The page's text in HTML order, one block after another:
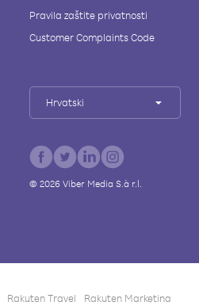
Pravila zaštite privatnosti
Customer Complaints Code
Hrvatski
© 2026Viber Media S.à r.l.
Rakuten Travel Rakuten Marketing